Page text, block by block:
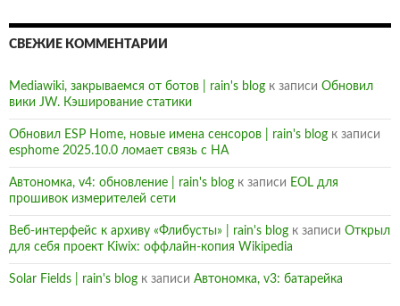
СВЕЖИЕ КОММЕНТАРИИ
Mediawiki, закрываемся от ботов | rain's blog к записи Обновил
вики JW. Кэширование статики
Обновил ESP Home, новые имена сенсоров | rain's blog к записи
esphome 2025.10.0 ломает связь с HA
Автономка, v4: обновление | rain's blog к записи EOL для
прошивок измерителей сети
Веб-интерфейс к архиву «Флибусты» | rain's blog к записи Открыл
для себя проект Kiwix: оффлайн-копия Wikipedia
Solar Fields | rain's blog к записи Автономка, v3: батарейка